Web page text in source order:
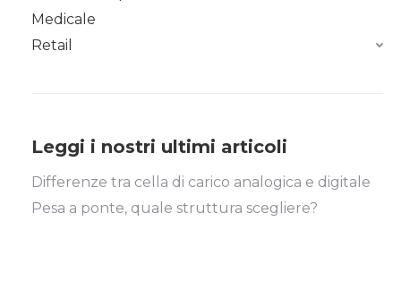
Medicale
Retail
Leggi i nostri ultimi articoli
Differenze tra cella di carico analogica e digitale
Pesa a ponte, quale struttura scegliere?